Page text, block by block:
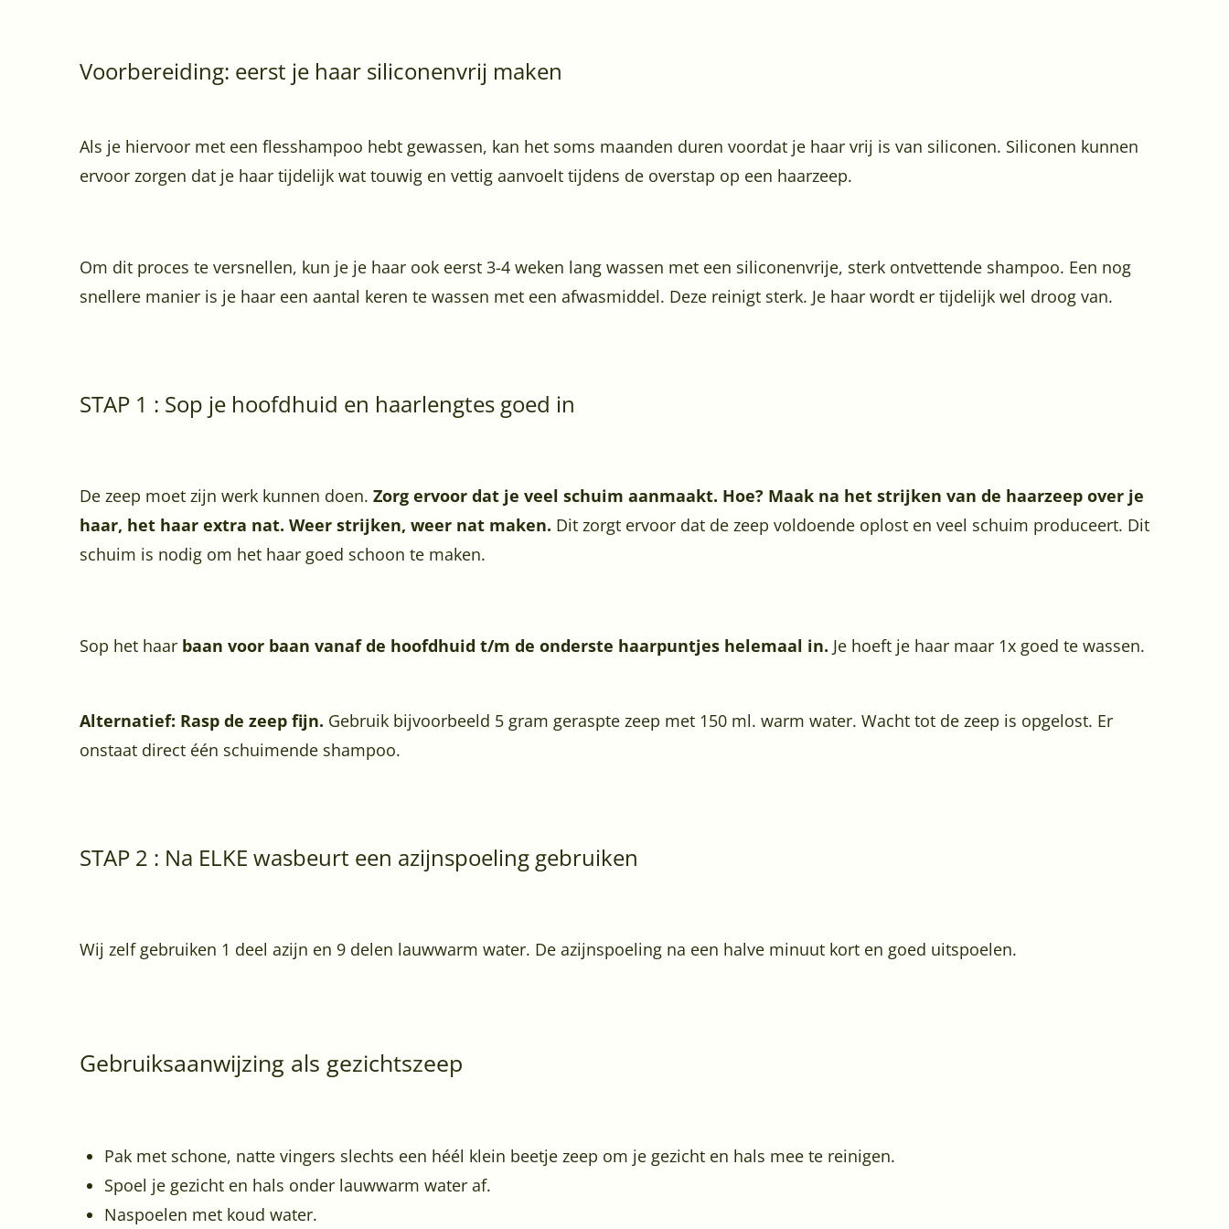
Voorbereiding: eerst je haar siliconenvrij maken
Als je hiervoor met een flesshampoo hebt gewassen, kan het soms maanden duren voordat je haar vrij is van siliconen. Siliconen kunnen
ervoor zorgen dat je haar tijdelijk wat touwig en vettig aanvoelt tijdens de overstap op een haarzeep.
Om dit proces te versnellen, kun je je haar ook eerst 3-4 weken lang wassen met een siliconenvrije, sterk ontvettende shampoo. Een nog
snellere manier is je haar een aantal keren te wassen met een afwasmiddel. Deze reinigt sterk. Je haar wordt er tijdelijk wel droog van.
STAP 1 : Sop je hoofdhuid en haarlengtes goed in
De zeep moet zijn werk kunnen doen. Zorg ervoor dat je veel schuim aanmaakt. Hoe? Maak na het strijken van de haarzeep over je
haar, het haar extra nat. Weer strijken, weer nat maken. Dit zorgt ervoor dat de zeep voldoende oplost en veel schuim produceert. Dit
schuim is nodig om het haar goed schoon te maken.
Sop het haar baan voor baan vanaf de hoofdhuid t/m de onderste haarpuntjes helemaal in. Je hoeft je haar maar 1x goed te wassen.
Alternatief: Rasp de zeep fijn. Gebruik bijvoorbeeld 5 gram geraspte zeep met 150 ml. warm water. Wacht tot de zeep is opgelost. Er
onstaat direct één schuimende shampoo.
STAP 2 : Na ELKE wasbeurt een azijnspoeling gebruiken
Wij zelf gebruiken 1 deel azijn en 9 delen lauwwarm water. De azijnspoeling na een halve minuut kort en goed uitspoelen.
Gebruiksaanwijzing als gezichtszeep
Pak met schone, natte vingers slechts een héél klein beetje zeep om je gezicht en hals mee te reinigen.
Spoel je gezicht en hals onder lauwwarm water af.
Naspoelen met koud water.